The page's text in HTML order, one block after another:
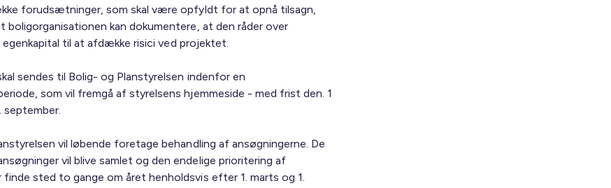
forudsætninger, som skal være opfyldt for at opnå tilsagn,
boligorganisationen kan dokumentere, at den råder over
til at afdække risici ved projektet.
sendes til Bolig- og Planstyrelsen indenfor en
som vil fremgå af styrelsens hjemmeside - med frist den. 1
september.
vil løbende foretage behandling af ansøgningerne. De
vil blive samlet og den endelige prioritering af
finde sted to gange om året henholdsvis efter 1. marts og 1.